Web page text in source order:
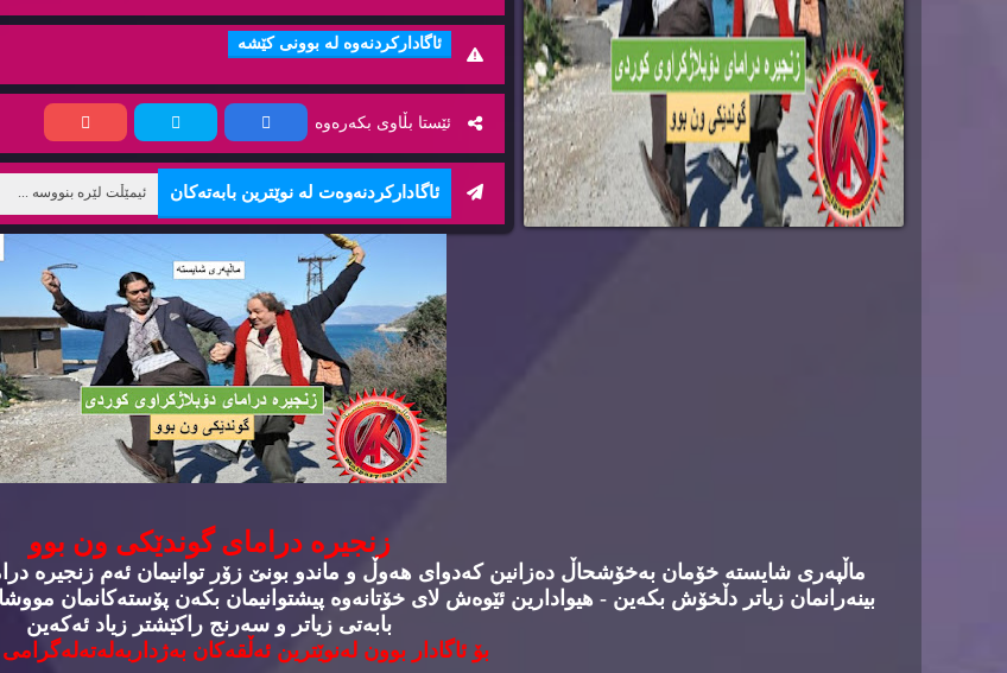
ئاگاداركردنه‌وه‌ له‌ بوونی كێشه‌
ئێستا بڵاوی بكه‌ره‌وه‌
ئاگاداركردنه‌وه‌ت له‌ نوێترین بابه‌ته‌كان
زنجیره‌ درامای گوندێكی ون بوو
ماڵپه‌ری شایسته‌ خۆمان به‌خۆشحاڵ ده‌زانین كه‌دوای هه‌وڵ و ماندو بونێ زۆر توانیمان ئه‌م زنجیره‌
بینه‌رانمان زیاتر دڵخۆش بكه‌ین - هیوادارین ئێوه‌ش لای خۆتانه‌وه‌ پیشتوانیمان بكه‌ن پۆسته‌كانمان
بابه‌تی زیاتر و سه‌رنج راكێشتر زیاد ئه‌كه‌ین
بۆ ئاگادار بوون له‌نوێترین ئه‌ڵقه‌كان